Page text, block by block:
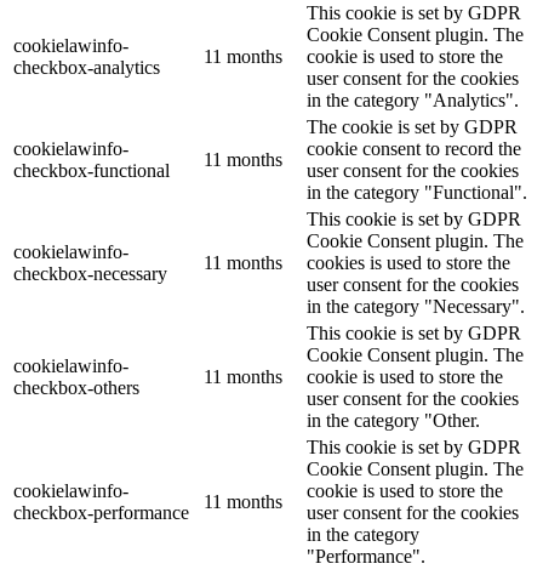
cookielawinfo-
checkbox-analytics
11 months
This cookie is set by GDPR
Cookie Consent plugin. The
cookie is used to store the
user consent for the cookies
in the category "Analytics".
cookielawinfo-
checkbox-functional
11 months
The cookie is set by GDPR
cookie consent to record the
user consent for the cookies
in the category "Functional".
cookielawinfo-
checkbox-necessary
11 months
This cookie is set by GDPR
Cookie Consent plugin. The
cookies is used to store the
user consent for the cookies
in the category "Necessary".
cookielawinfo-
checkbox-others
11 months
This cookie is set by GDPR
Cookie Consent plugin. The
cookie is used to store the
user consent for the cookies
in the category "Other.
cookielawinfo-
checkbox-performance
11 months
This cookie is set by GDPR
Cookie Consent plugin. The
cookie is used to store the
user consent for the cookies
in the category
"Performance".